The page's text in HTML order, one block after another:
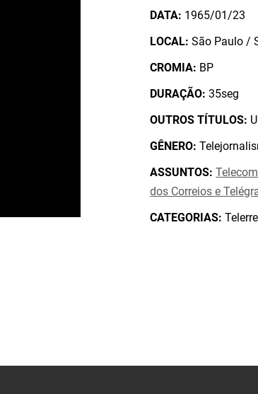
DATA: 1965/01/23
LOCAL: São Paulo /
CROMIA: BP
DURAÇÃO: 35seg
OUTROS TÍTULOS:
GÊNERO:
ASSUNTOS:
dos Correios e
CATEGORIAS: